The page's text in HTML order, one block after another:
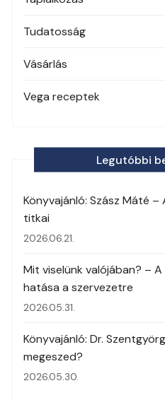
Tudatosság
Vásárlás
Vega receptek
Legutóbbi
Könyvajánló: Szász Máté
titkai
2026.06.21.
Mit viselünk valójában? –
hatása a szervezetre
2026.05.31.
Könyvajánló: Dr.
megeszed?
2026.05.30.